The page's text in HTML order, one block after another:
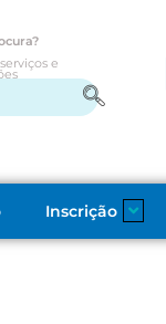
e
Inscrição